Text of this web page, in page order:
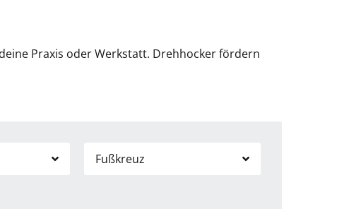
Praxis oder Werkstatt. Drehhocker fördern
Fußkreuz